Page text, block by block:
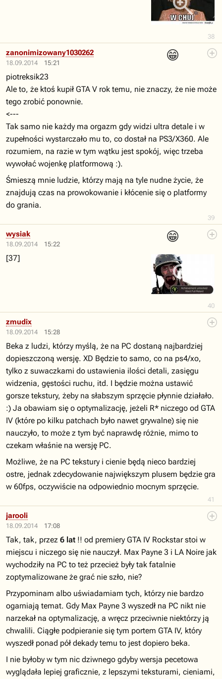
38
18.09.2014 15:21
😁
39
zanonimizowany1030262
piotreksik23
Ale to, że ktoś kupił GTA V rok temu, nie znaczy, że nie może
tego zrobić ponownie.
<---
Tak samo nie każdy ma orgazm gdy widzi ultra detale i w
zupełności wystarczało mu to, co dostał na PS3/X360. Ale
rozumiem, na razie w tym wątku jest spokój, więc trzeba
wywołać wojenkę platformową :).
Śmieszą mnie ludzie, którzy mają na tyle nudne życie, że
znajdują czas na prowokowanie i kłócenie się o platformy
do grania.
18.09.2014 15:22
😁
40
wysiak
[37]
18.09.2014 15:28
41
zmudix
Beka z ludzi, którzy myślą, że na PC dostaną najbardziej
dopieszczoną wersję. XD Będzie to samo, co na ps4/xo,
tylko z suwaczkami do ustawienia ilości detali, zasięgu
widzenia, gęstości ruchu, itd. I będzie można ustawić
gorsze tekstury, żeby na słabszym sprzęcie płynnie działało.
:) Ja obawiam się o optymalizację, jeżeli R* niczego od GTA
IV (które po kilku patchach było nawet grywalne) się nie
nauczyło, to może z tym być naprawdę różnie, mimo to
czekam właśnie na wersję PC.
Możliwe, że na PC tekstury i cienie będą nieco bardziej
ostre, jednak zdecydowanie największym plusem będzie gra
w 60fps, oczywiście na odpowiednio mocnym sprzęcie.
18.09.2014 17:08
jarooli
Tak, tak, przez 6 lat !! od premiery GTA IV Rockstar stoi w
miejscu i niczego się nie nauczył. Max Payne 3 i LA Noire jak
wychodziły na PC to też przecież były tak fatalnie
zoptymalizowane że grać nie szło, nie?
Przypominam albo uświadamiam tych, którzy nie bardzo
ogarniają temat. Gdy Max Payne 3 wyszedł na PC nikt nie
narzekał na optymalizację, a wręcz przeciwnie niektórzy ją
chwalili. Ciągłe podpieranie się tym portem GTA IV, który
wyszedł ponad pół dekady temu to jest dopiero beka.
I nie byłoby w tym nic dziwnego gdyby wersja pecetowa
wyglądała lepiej graficznie, z lepszymi teksturami, cieniami,